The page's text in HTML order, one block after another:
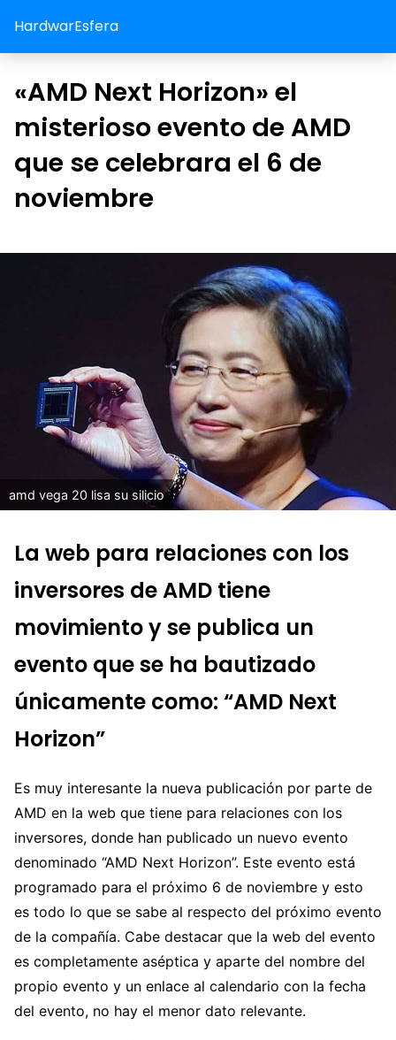
HardwarEsfera
«AMD Next Horizon» el
misterioso evento de AMD
que se celebrara el 6 de
noviembre
amd vega 20 lisa su silicio
La web para relaciones con los
inversores de AMD tiene
movimiento y se publica un
evento que se ha bautizado
únicamente como: “AMD Next
Horizon”
Es muy interesante la nueva publicación por parte de
AMD en la web que tiene para relaciones con los
inversores, donde han publicado un nuevo evento
denominado “AMD Next Horizon”. Este evento está
programado para el próximo 6 de noviembre y esto
es todo lo que se sabe al respecto del próximo evento
de la compañía. Cabe destacar que la web del evento
es completamente aséptica y aparte del nombre del
propio evento y un enlace al calendario con la fecha
del evento, no hay el menor dato relevante.